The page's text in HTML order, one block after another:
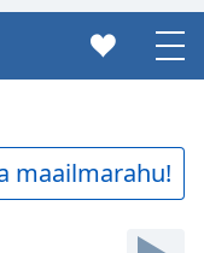
maailmarahu!